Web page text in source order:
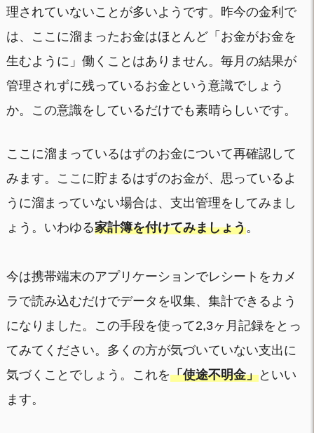
理されていないことが多いようです。昨今の金利で
は、ここに溜まったお金はほとんど「お金がお金を
生むように」働くことはありません。毎月の結果が
管理されずに残っているお金という意識でしょう
か。この意識をしているだけでも素晴らしいです。
ここに溜まっているはずのお金について再確認して
みます。ここに貯まるはずのお金が、思っているよ
うに溜まっていない場合は、支出管理をしてみまし
ょう。いわゆる家計簿を付けてみましょう。
今は携帯端末のアプリケーションでレシートをカメ
ラで読み込むだけでデータを収集、集計できるよう
になりました。この手段を使って2,3ヶ月記録をとっ
てみてください。多くの方が気づいていない支出に
気づくことでしょう。これを「使途不明金」といい
ます。